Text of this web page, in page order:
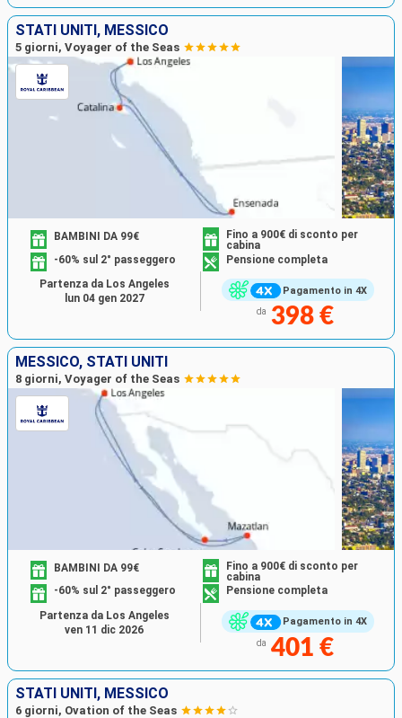
STATI UNITI, MESSICO
5 giorni, Voyager of the Seas
Pagamento in 4X
BAMBINI DA 99€
Fino a 900€ di sconto per
cabina
-60% sul 2° passeggero
Pensione completa
da 398 €
Partenza da Los Angeles
lun 04 gen 2027
MESSICO, STATI UNITI
8 giorni, Voyager of the Seas
Pagamento in 4X
BAMBINI DA 99€
Fino a 900€ di sconto per
cabina
-60% sul 2° passeggero
Pensione completa
da 401 €
Partenza da Los Angeles
ven 11 dic 2026
STATI UNITI, MESSICO
6 giorni, Ovation of the Seas